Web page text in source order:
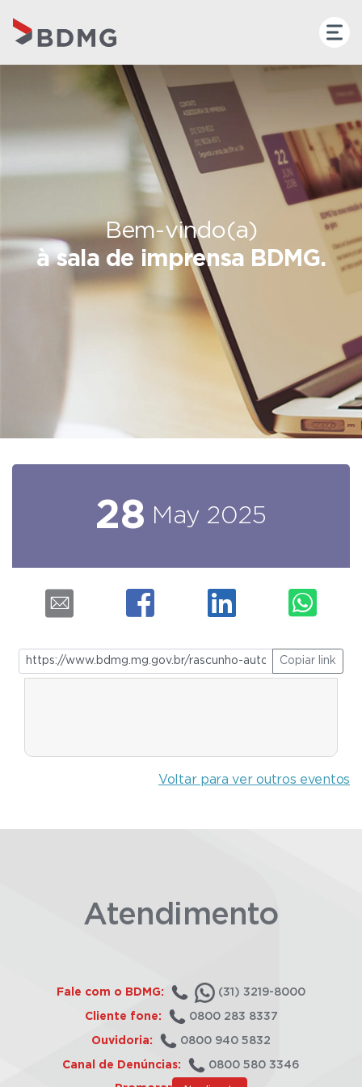
Bem-vindo(a)
à sala de imprensa BDMG.
28 May 2025
Copiar link
Voltar para ver outros eventos
Atendimento
Fale com o BDMG: (31) 3219-8000
Cliente fone: 0800 283 8337
Ouvidoria: 0800 940 5832
Canal de Denúncias: 0800 580 3346